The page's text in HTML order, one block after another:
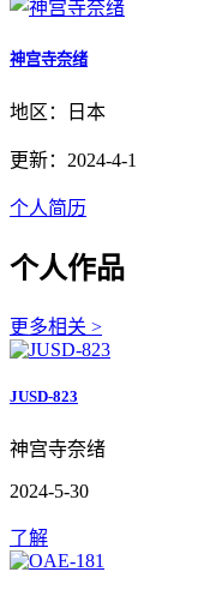
神宫寺奈绪
地区：日本
更新：2024-4-1
个人简历
个人作品
更多相关 >
JUSD-823
神宫寺奈绪
2024-5-30
了解